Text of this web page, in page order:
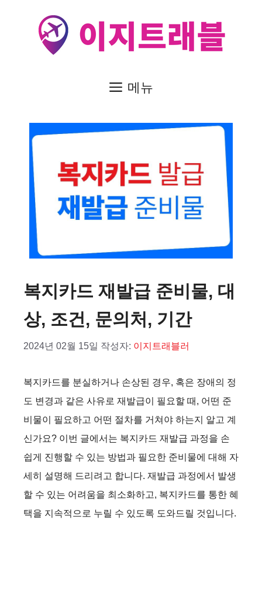
메뉴
복지카드 재발급 준비물, 대
상, 조건, 문의처, 기간
2024년 02월 15일 작성자: 이지트래블러
복지카드를 분실하거나 손상된 경우, 혹은 장애의 정
도 변경과 같은 사유로 재발급이 필요할 때, 어떤 준
비물이 필요하고 어떤 절차를 거쳐야 하는지 알고 계
신가요? 이번 글에서는 복지카드 재발급 과정을 손
쉽게 진행할 수 있는 방법과 필요한 준비물에 대해 자
세히 설명해 드리려고 합니다. 재발급 과정에서 발생
할 수 있는 어려움을 최소화하고, 복지카드를 통한 혜
택을 지속적으로 누릴 수 있도록 도와드릴 것입니다.